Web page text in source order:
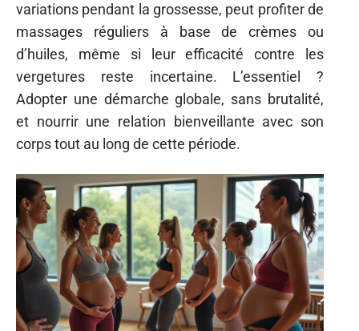
variations pendant la grossesse, peut profiter de
massages réguliers à base de crèmes ou
d’huiles, même si leur efficacité contre les
vergetures reste incertaine. L’essentiel ?
Adopter une démarche globale, sans brutalité,
et nourrir une relation bienveillante avec son
corps tout au long de cette période.